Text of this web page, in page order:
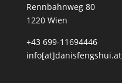
Rennbahnweg 80
1220 Wien
+43 699-11694446
info[at]danisfengshui.at